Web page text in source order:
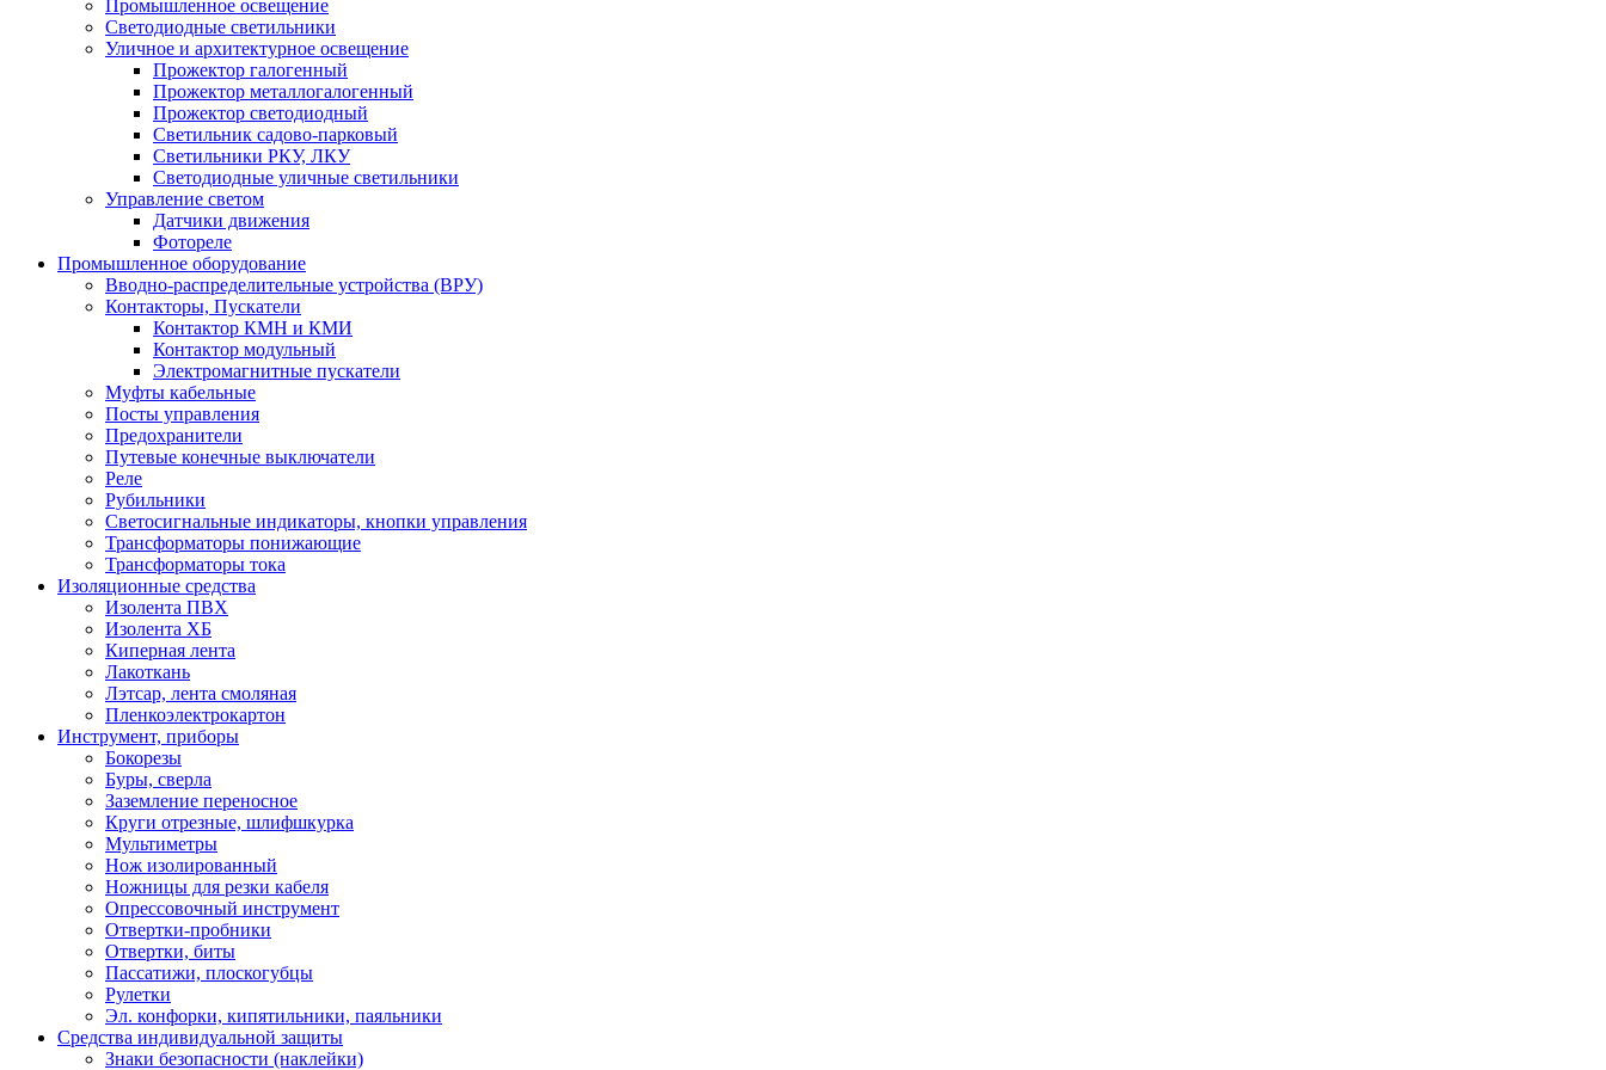
Промышленное освещение
Светодиодные светильники
Уличное и архитектурное освещение
Прожектор галогенный
Прожектор металлогалогенный
Прожектор светодиодный
Светильник садово-парковый
Светильники РКУ, ЛКУ
Светодиодные уличные светильники
Управление светом
Датчики движения
Фотореле
Промышленное оборудование
Вводно-распределительные устройства (ВРУ)
Контакторы, Пускатели
Контактор КМН и КМИ
Контактор модульный
Электромагнитные пускатели
Муфты кабельные
Посты управления
Предохранители
Путевые конечные выключатели
Реле
Рубильники
Светосигнальные индикаторы, кнопки управления
Трансформаторы понижающие
Трансформаторы тока
Изоляционные средства
Изолента ПВХ
Изолента ХБ
Киперная лента
Лакоткань
Лэтсар, лента смоляная
Пленкоэлектрокартон
Инструмент, приборы
Бокорезы
Буры, сверла
Заземление переносное
Круги отрезные, шлифшкурка
Мультиметры
Нож изолированный
Ножницы для резки кабеля
Опрессовочный инструмент
Отвертки-пробники
Отвертки, биты
Пассатижи, плоскогубцы
Рулетки
Эл. конфорки, кипятильники, паяльники
Средства индивидуальной защиты
Знаки безопасности (наклейки)